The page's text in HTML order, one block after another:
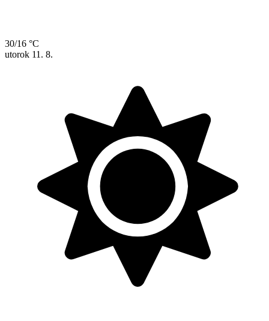
30/16 °C
utorok 11. 8.